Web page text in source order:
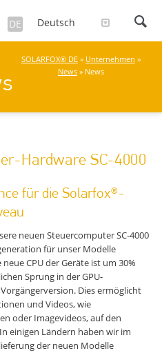
DE Deutsch
SOLARFOX® DE» Unternehmen »
News» News
Hardware SC-4000
für die Solarfox®-
neuen Steuercomputer SC-4000
für unser Modelle
CPU der Geräte ist um 30%
Sprung in der GPU-
Dies ermöglicht
und Videos, wie
oder Imagevideos, auf den
einigen Ländern haben wir im
der neuen Modelle